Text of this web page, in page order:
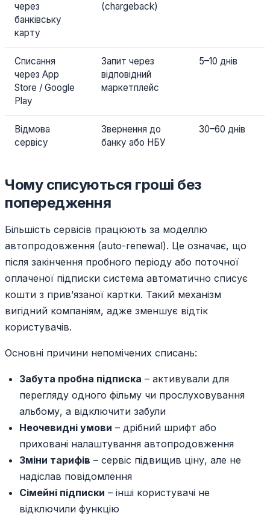
через
банківську
карту
(chargeback)
Списання
через App
Store / Google
Play
Запит через
відповідний
маркетплейс
5–10 днів
Відмова
сервісу
Звернення до
банку або НБУ
30–60 днів
Чому списуються гроші без
попередження
Більшість сервісів працюють за моделлю
автопродовження (auto-renewal). Це означає, що
після закінчення пробного періоду або поточної
оплаченої підписки система автоматично списує
кошти з прив’язаної картки. Такий механізм
вигідний компаніям, адже зменшує відтік
користувачів.
Основні причини непомічених списань:
Забута пробна підписка – активували для
перегляду одного фільму чи прослуховування
альбому, а відключити забули
Неочевидні умови – дрібний шрифт або
приховані налаштування автопродовження
Зміни тарифів – сервіс підвищив ціну, але не
надіслав повідомлення
Сімейні підписки – інші користувачі не
відключили функцію